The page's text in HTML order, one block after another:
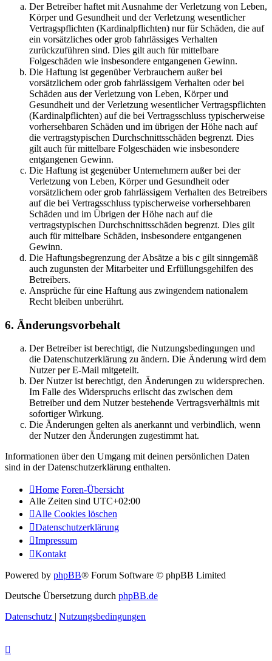
Der Betreiber haftet mit Ausnahme der Verletzung von Leben,
Körper und Gesundheit und der Verletzung wesentlicher
Vertragspflichten (Kardinalpflichten) nur für Schäden, die auf
ein vorsätzliches oder grob fahrlässiges Verhalten
zurückzuführen sind. Dies gilt auch für mittelbare
Folgeschäden wie insbesondere entgangenen Gewinn.
Die Haftung ist gegenüber Verbrauchern außer bei
vorsätzlichem oder grob fahrlässigem Verhalten oder bei
Schäden aus der Verletzung von Leben, Körper und
Gesundheit und der Verletzung wesentlicher Vertragspflichten
(Kardinalpflichten) auf die bei Vertragsschluss typischerweise
vorhersehbaren Schäden und im übrigen der Höhe nach auf
die vertragstypischen Durchschnittsschäden begrenzt. Dies
gilt auch für mittelbare Folgeschäden wie insbesondere
entgangenen Gewinn.
Die Haftung ist gegenüber Unternehmern außer bei der
Verletzung von Leben, Körper und Gesundheit oder
vorsätzlichem oder grob fahrlässigem Verhalten des Betreibers
auf die bei Vertragsschluss typischerweise vorhersehbaren
Schäden und im Übrigen der Höhe nach auf die
vertragstypischen Durchschnittsschäden begrenzt. Dies gilt
auch für mittelbare Schäden, insbesondere entgangenen
Gewinn.
Die Haftungsbegrenzung der Absätze a bis c gilt sinngemäß
auch zugunsten der Mitarbeiter und Erfüllungsgehilfen des
Betreibers.
Ansprüche für eine Haftung aus zwingendem nationalem
Recht bleiben unberührt.
6. Änderungsvorbehalt
Der Betreiber ist berechtigt, die Nutzungsbedingungen und
die Datenschutzerklärung zu ändern. Die Änderung wird dem
Nutzer per E-Mail mitgeteilt.
Der Nutzer ist berechtigt, den Änderungen zu widersprechen.
Im Falle des Widerspruchs erlischt das zwischen dem
Betreiber und dem Nutzer bestehende Vertragsverhältnis mit
sofortiger Wirkung.
Die Änderungen gelten als anerkannt und verbindlich, wenn
der Nutzer den Änderungen zugestimmt hat.
Informationen über den Umgang mit deinen persönlichen Daten
sind in der Datenschutzerklärung enthalten.
Home Foren-Übersicht
Alle Zeiten sind UTC+02:00
Alle Cookies löschen
Datenschutzerklärung
Impressum
Kontakt
Powered by phpBB® Forum Software © phpBB Limited
Deutsche Übersetzung durch phpBB.de
Datenschutz | Nutzungsbedingungen